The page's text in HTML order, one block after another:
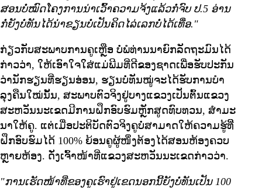
ສອນບໍ່ໝົດໂຄງການນ່າເວົ້າຄວາມຈ້ງແລ້ວກໍ່ຈົບ ປ.5 ອ່ານ
ກໍ່ຍັງບໍ່ທັນໄດ້ນ່່າຂຽນບໍ່ເປັນຄິດໄລ່ເລກບໍ່ໄດ້ເທື່ອ."
ກ່ຽວກັບສະພາບການຄູເຫຼືອ ບໍ່ພໍທ່ານນາຍົກລັດຖະມົນໄດ້
ກ່າວວ່າ, ໃຫ້ເອົາໃຈໃສ່ແມ່ພີມທີ່ດີຂອງຊາດເພື່ອຮັບປະກັນ
ວ່ານັກຮຽນທີ່ຮຽນອ່ອນ, ຮຽນບໍ່ທັນໝູ່ຈະໄດ້ຮັບການບໍາ
ລຸງຄືນໃໝ່ນັ້ນ, ສະພາບຕົວຈິງຢູ່ບາງແຂວງເປັນຕົ້ນແຂວງ
ສະຫວັນນະເຂດມີການຝຶກອົບຮົມຫຼັກສູດທົບທວນ, ສຳມະ
ນາໃຫ້ຄູ. ແຕ່ເມື່ອປະຕິບັດຕົວຈິງຄູບໍ່ສາມາດໃຫ້ຄວາມຮູ້ທີີ່
ຝຶກອົບຮົມໄດ້ 100% ຍ້ອນຄູຜູ້ໜຶ່ງຕ້ອງໄດ້ສອນຫ້ອງຄວບ
ຫຼາຍຫ້ອງ. ດັ່ງເຈົ້າໜ້າທີ່ແຂວງສະຫວັນນະເຂດກ່າວວ່າ.
"ການເຮັດໜ້າທີ່ຂອງຄູເຮົາຢູ່ເຂດນອກນີ້ຍັງບໍ່ທັນເປັນ 100